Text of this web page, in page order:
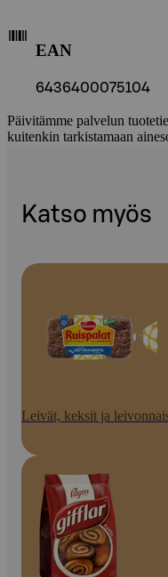
EAN
6436400075104
Päivitämme palvelun
kuitenkin tarkistamaan
Katso myös
Leivät, keksit ja